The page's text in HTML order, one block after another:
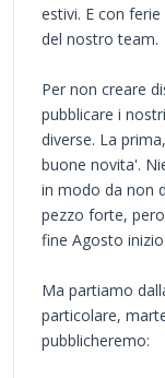
estivi. E con
del nostro team.
Per non creare
pubblicare i
diverse. La
buone novita'.
in modo da non
pezzo forte,
fine Agosto
Ma partiamo
particolare,
pubblicheremo: